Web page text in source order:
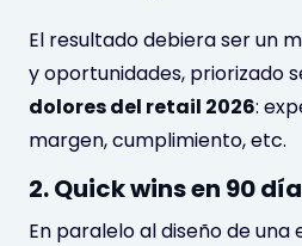
El resultado debiera ser un
y oportunidades, priorizado
dolores del retail 2026:
margen, cumplimiento, etc.
2. Quick wins en 90
En paralelo al diseño de